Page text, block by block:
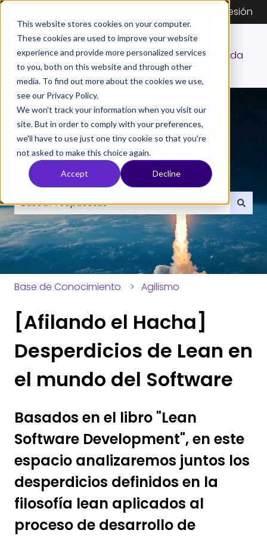
This website stores cookies on your computer.
These cookies are used to improve your website
experience and provide more personalized services
to you, both on this website and through other
media. To find out more about the cookies we use,
see our Privacy Policy.
We won't track your information when you visit our
site. But in order to comply with your preferences,
we'll have to use just one tiny cookie so that you're
not asked to make this choice again.
Accept Decline
Traducciones de Mostrar submenú de
Iniciar sesión
Centro de ayuda
- Aquí, misión control. ¿En qué
podemos ayudarte, piloto?
No hay sugerencias porque el campo de
Base de Conocimiento Agilismo
[Afilando el Hacha]
Desperdicios de Lean en
el mundo del Software
Basados en el libro "Lean
Software Development", en este
espacio analizaremos juntos los
desperdicios definidos en la
filosofía lean aplicados al
proceso de desarrollo de